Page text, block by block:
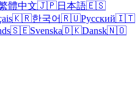
體中文🇯🇵日本語🇪🇸
🇰🇷한국어🇷🇺Русский🇮🇹
🇸🇪Svenska🇩🇰Dansk🇳🇴